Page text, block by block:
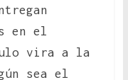
en el
vira a la
sea el